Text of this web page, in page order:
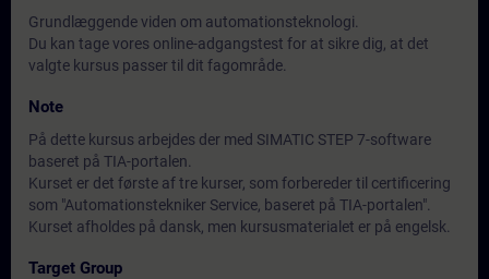
Grundlæggende viden om automationsteknologi.
Du kan tage vores online-adgangstest for at sikre dig, at det
valgte kursus passer til dit fagområde.
Note
På dette kursus arbejdes der med SIMATIC STEP 7-software
baseret på TIA-portalen.
Kurset er det første af tre kurser, som forbereder til certificering
som "Automationstekniker Service, baseret på TIA-portalen".
Kurset afholdes på dansk, men kursusmaterialet er på engelsk.
Target Group